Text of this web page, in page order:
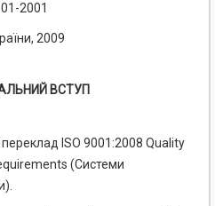
2001
2009
ВСТУП
ISO 9001:2008 Quality
(Системи